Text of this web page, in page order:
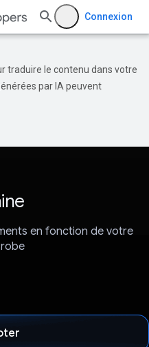
Connexion
traduire le contenu dans votre
par IA peuvent
en fonction de votre